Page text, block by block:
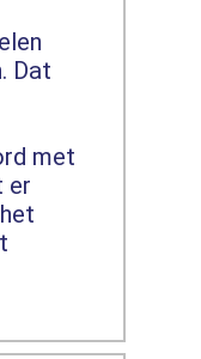
Dat
met
er